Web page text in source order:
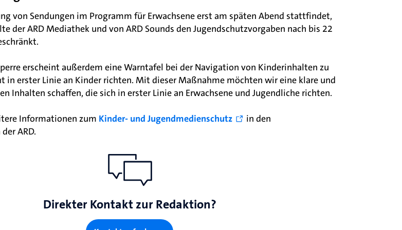
von Sendungen im Programm für Erwachsene erst am späten Abend stattfindet,
der ARD Mediathek und von ARD Sounds den Jugendschutzvorgaben nach bis 22
erscheint außerdem eine Warntafel bei der Navigation von Kinderinhalten zu
in erster Linie an Kinder richten. Mit dieser Maßnahme möchten wir eine klare und
Inhalten schaffen, die sich in erster Linie an Erwachsene und Jugendliche richten.
Informationen zum Kinder- und Jugendmedienschutz
in den
ARD.
Direkter Kontakt zur Redaktion?